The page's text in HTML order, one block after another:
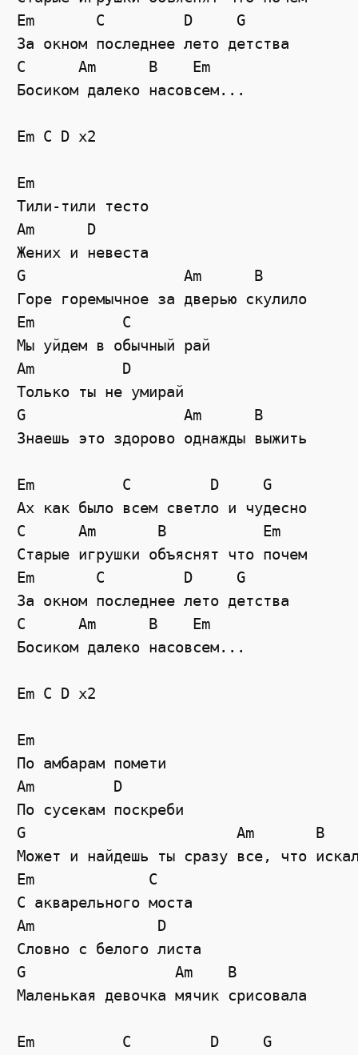
Em
C D
G
За окном последнее лето детства
C
Am B
Em
Босиком далеко насовсем...
Em C D x2
Em
Тили-тили тесто
Am
D
Жених и невеста
G
Am
B
Горе горемычное за дверью скулило
Em          С
Мы уйдем в обычный рай
Am
D
Только ты не умирай
G
Am
B
Знаешь это здорово однажды выжить
Em C D
G
Ах как было всем светло и чудесно
C
Am B
Em
Старые игрушки объяснят что почем
Em
C D
G
За окном последнее лето детства
C
Am B
Em
Босиком далеко насовсем...
Em C D x2
Em
По амбарам помети
Am
D
По сусекам поскреби
G
Am
B
Может и найдешь ты сразу все, что
Em             С
С акварельного моста
Am
D
Словно с белого листа
G
Am
B
Маленькая девочка мячик срисовала
Em C D
G